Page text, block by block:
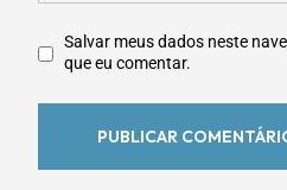
Salvar meus dados neste
que eu comentar.